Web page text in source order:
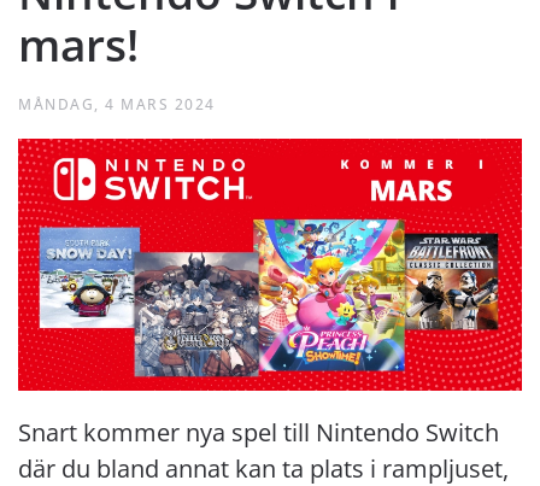
mars!
MÅNDAG, 4 MARS 2024
Snart kommer nya spel till Nintendo Switch
där du bland annat kan ta plats i rampljuset,